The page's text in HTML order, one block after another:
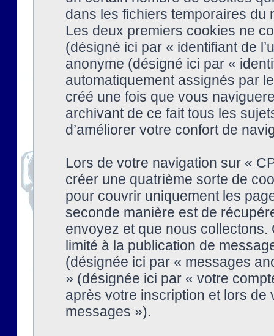
dans les fichiers temporaires du
Les deux premiers cookies ne
(désigné ici par « identifiant de
anonyme (désigné ici par «
automatiquement assignés par
créé une fois que vous
archivant de ce fait tous les
d’améliorer votre confort de
Lors de votre navigation sur «
créer une quatrième sorte de
pour couvrir uniquement les
seconde manière est de
envoyez et que nous collectons.
limité à la publication de
(désignée ici par « messages
» (désignée ici par « votre
après votre inscription et lors
messages »).